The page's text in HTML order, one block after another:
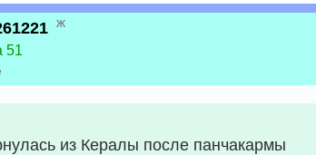
ж
51
из Кералы после панчакармы